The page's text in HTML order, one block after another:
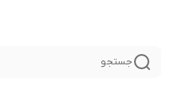
جستجو